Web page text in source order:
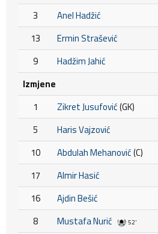
3
Anel Hadžić
13
Ermin Strašević
9
Hadžim Jahić
Izmjene
1
Zikret Jusufović(GK)
5
Haris Vajzović
10
Abdulah Mehanović(C)
17
Almir Hasić
16
Ajdin Bešić
8
Mustafa Nurić 52'